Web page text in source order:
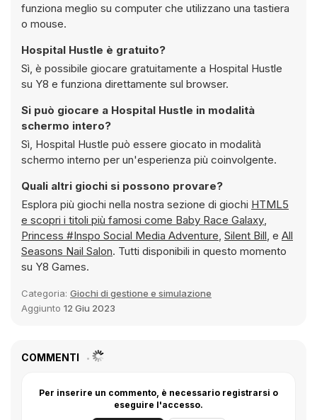
funziona meglio su computer che utilizzano una tastiera
o mouse.
Hospital Hustle è gratuito?
Sì, è possibile giocare gratuitamente a Hospital Hustle
su Y8 e funziona direttamente sul browser.
Si può giocare a Hospital Hustle in modalità
schermo intero?
Sì, Hospital Hustle può essere giocato in modalità
schermo interno per un'esperienza più coinvolgente.
Quali altri giochi si possono provare?
Esplora più giochi nella nostra sezione di giochi HTML5
e scopri i titoli più famosi come Baby Race Galaxy,
Princess #Inspo Social Media Adventure, Silent Bill, e All
Seasons Nail Salon. Tutti disponibili in questo momento
su Y8 Games.
Categoria: Giochi di gestione e simulazione
Aggiunto 12 Giu 2023
COMMENTI
Per inserire un commento, è necessario registrarsi o
eseguire l'accesso.